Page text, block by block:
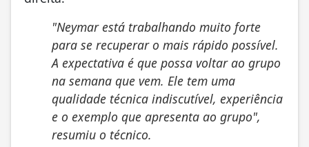
"Neymar está trabalhando muito forte
para se recuperar o mais rápido possível.
A expectativa é que possa voltar ao grupo
na semana que vem. Ele tem uma
qualidade técnica indiscutível, experiência
e o exemplo que apresenta ao grupo",
resumiu o técnico.